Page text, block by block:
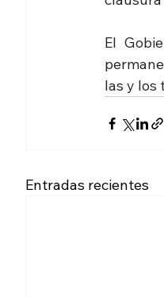
El
las y los
Entradas recientes